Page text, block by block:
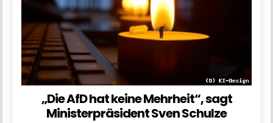
„Die AfD hat keine Mehrheit“, sagt
Ministerpräsident Sven Schulze